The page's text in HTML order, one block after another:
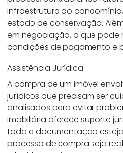
infraestrutura do
estado de conservação.
em negociação, o que pode
condições de pagamento e
Assistência Jurídica
A compra de um imóvel
jurídicos que precisam ser
analisados para evitar
imobiliária oferece suporte
toda a documentação
processo de compra seja